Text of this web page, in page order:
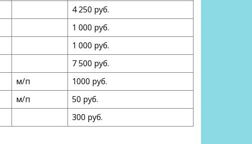
4 250 руб.
1 000 руб.
1 000 руб.
7 500 руб.
м/п
1000 руб.
м/п
50 руб.
300 руб.